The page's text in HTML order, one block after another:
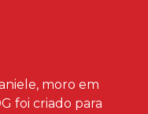
moro em
foi criado para